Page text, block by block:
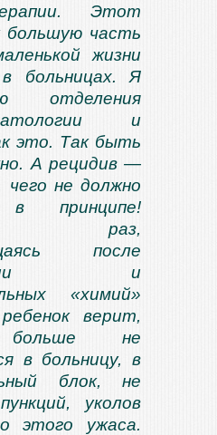
Этот
большую часть
жизни
больницах. Я
отделения
и
это. Так быть
А рецидив —
не должно
принципе!
раз,
после
и
«химий»
верит,
не
в больницу, в
блок, не
уколов
этого ужаса.